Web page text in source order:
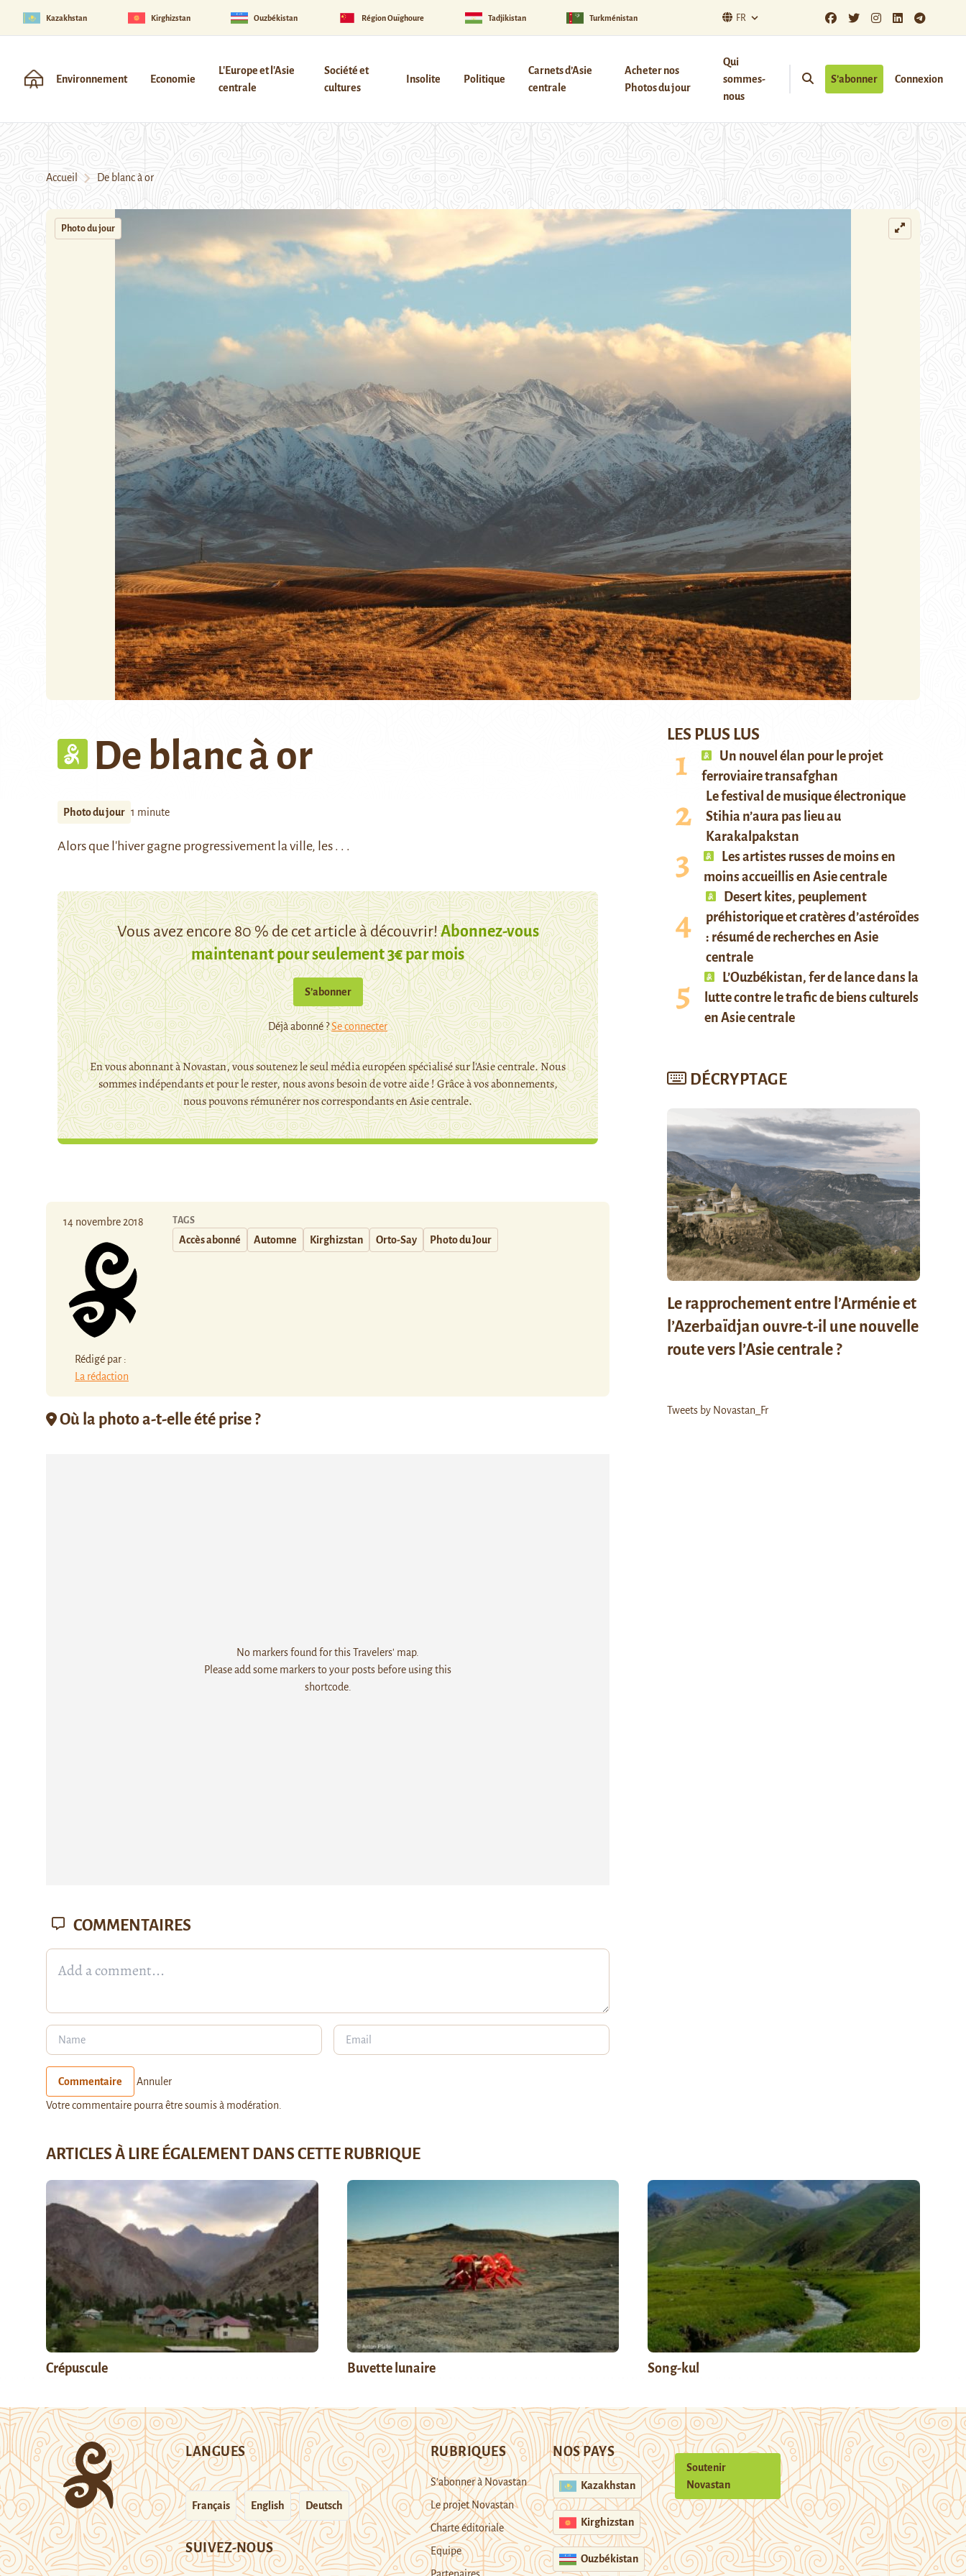
Kazakhstan Kirghizstan Ouzbékistan Région Ouïghoure Tadjikistan Turkménistan FR
Environnement Economie
L'Europe et l'Asie
centrale
Société et
cultures
Insolite Politique
Carnets d’Asie
centrale
Acheter nos
Photos du jour
Qui
sommes-
nous
S’abonner Connexion
Accueil De blanc à or
Photo du jour
De blanc à or
Photo du jour 1 minute
Alors que l'hiver gagne progressivement la ville, les . . .
Vous avez encore 80 % de cet article à découvrir!Abonnez-vous
maintenant pour seulement 3€ par mois
S’abonner
Déjà abonné ?Se connecter
En vous abonnant à Novastan, vous soutenez le seul média européen spécialisé sur l'Asie centrale. Nous
sommes indépendants et pour le rester, nous avons besoin de votre aide ! Grâce à vos abonnements,
nous pouvons rémunérer nos correspondants en Asie centrale.
14 novembre 2018
Rédigé par :
La rédaction
TAGS
Accès abonné Automne Kirghizstan Orto-Say Photo du Jour
Où la photo a-t-elle été prise ?
No markers found for this Travelers' map.
Please add some markers to your posts before using this
shortcode.
LES PLUS LUS
Un nouvel élan pour le projet
ferroviaire transafghan
Le festival de musique électronique
Stihia n’aura pas lieu au
Karakalpakstan
Les artistes russes de moins en
moins accueillis en Asie centrale
Desert kites, peuplement
préhistorique et cratères d’astéroïdes
: résumé de recherches en Asie
centrale
L’Ouzbékistan, fer de lance dans la
lutte contre le trafic de biens culturels
en Asie centrale
DÉCRYPTAGE
Le rapprochement entre l’Arménie et
l’Azerbaïdjan ouvre-t-il une nouvelle
route vers l’Asie centrale ?
Tweets by Novastan_Fr
COMMENTAIRES
Commentaire Annuler
Votre commentaire pourra être soumis à modération.
ARTICLES À LIRE ÉGALEMENT DANS CETTE RUBRIQUE
Crépuscule Buvette lunaire Song-kul
LANGUES
Français English Deutsch
SUIVEZ-NOUS
RUBRIQUES
S’abonner à Novastan
Le projet Novastan
Charte éditoriale
Equipe
Partenaires
NOS PAYS
Kazakhstan
Kirghizstan
Ouzbékistan
Soutenir
Novastan